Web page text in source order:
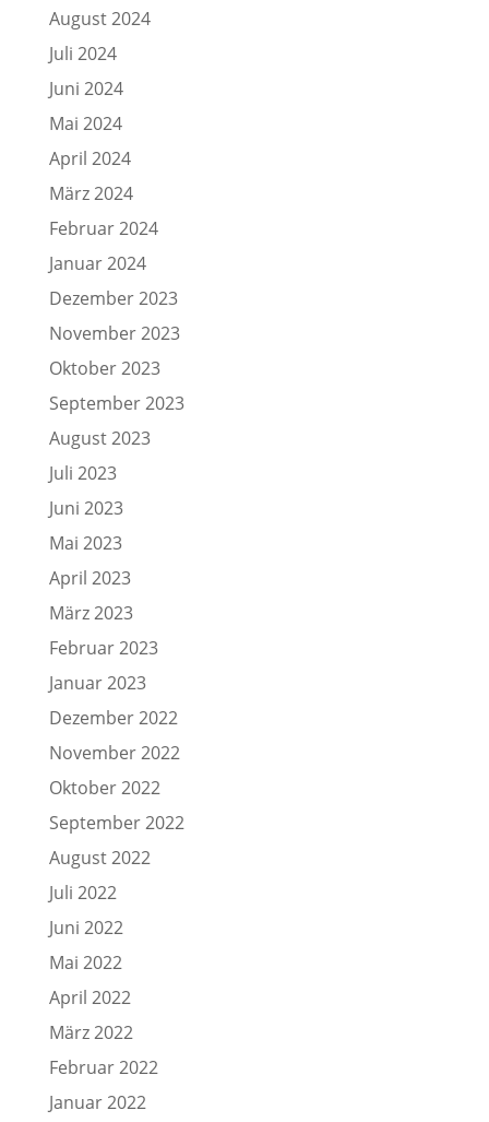
August 2024
Juli 2024
Juni 2024
Mai 2024
April 2024
März 2024
Februar 2024
Januar 2024
Dezember 2023
November 2023
Oktober 2023
September 2023
August 2023
Juli 2023
Juni 2023
Mai 2023
April 2023
März 2023
Februar 2023
Januar 2023
Dezember 2022
November 2022
Oktober 2022
September 2022
August 2022
Juli 2022
Juni 2022
Mai 2022
April 2022
März 2022
Februar 2022
Januar 2022